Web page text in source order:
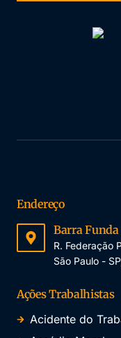
Endereço
Barra Funda
R. Federação
São Paulo -
Ações Trabalhistas
Acidente do